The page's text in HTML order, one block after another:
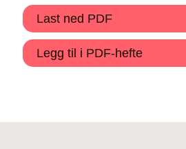
Last ned PDF
Legg til i PDF-hefte